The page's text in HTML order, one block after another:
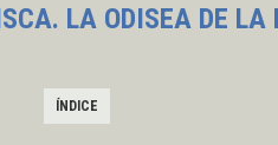
LA ODISEA DE
ÍNDICE